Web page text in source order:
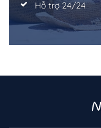
Hỗ trợ 24/24